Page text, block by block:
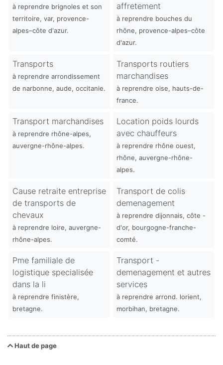
à reprendre brignoles et son
territoire, var, provence-
alpes–côte d'azur.
affretement
à reprendre bouches du
rhône, provence-alpes–côte
d'azur.
Transports
à reprendre arrondissement
de narbonne, aude, occitanie.
Transports routiers
marchandises
à reprendre oise, hauts-de-
france.
Transport marchandises
à reprendre rhône-alpes,
auvergne-rhône-alpes.
Location poids lourds
avec chauffeurs
à reprendre rhône ouest,
rhône, auvergne-rhône-
alpes.
Cause retraite entreprise
de transports de
chevaux
à reprendre loire, auvergne-
rhône-alpes.
Transport de colis
demenagement
à reprendre dijonnais, côte -
d'or, bourgogne-franche-
comté.
Pme familiale de
logistique specialisée
dans la li
à reprendre finistère,
bretagne.
Transport -
demenagement et autres
services
à reprendre arrond. lorient,
morbihan, bretagne.
Haut de page